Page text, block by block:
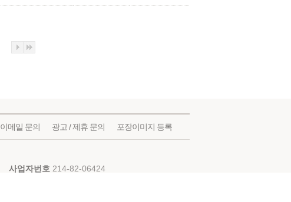
이메일 문의 광고 / 제휴 문의 포장이미지 등록
사업자번호 214-82-06424